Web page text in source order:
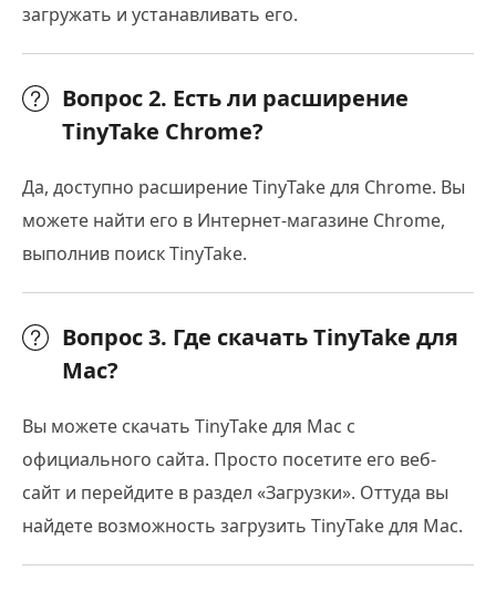
загружать и устанавливать его.
Вопрос 2. Есть ли расширение
TinyTake Chrome?
Да, доступно расширение TinyTake для Chrome. Вы
можете найти его в Интернет-магазине Chrome,
выполнив поиск TinyTake.
Вопрос 3. Где скачать TinyTake для
Mac?
Вы можете скачать TinyTake для Mac с
официального сайта. Просто посетите его веб-
сайт и перейдите в раздел «Загрузки». Оттуда вы
найдете возможность загрузить TinyTake для Mac.